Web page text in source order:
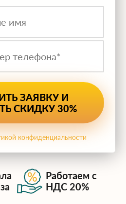
Работаем с
НДС 20%
конфиденциальности